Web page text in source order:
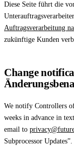
Live
For
Find
USE CASES
Diese Seite führt die
Auftragsverarbeitung
zukünftige Kunden
Change
We notify Controllers
weeks in advance in
email to
Subprocessor Updates”.